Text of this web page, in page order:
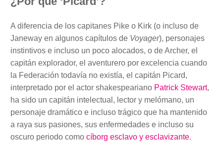
A diferencia de los capitanes Pike o Kirk (o incluso de
Janeway en algunos capítulos de Voyager), personajes
instintivos e incluso un poco alocados, o de Archer, el
capitán explorador, el aventurero por excelencia cuando
la Federación todavía no existía, el capitán Picard,
interpretado por el actor shakespeariano Patrick Stewart,
ha sido un capitán intelectual, lector y melómano, un
personaje dramático e incluso trágico que ha mantenido
a raya sus pasiones, sus enfermedades e incluso su
oscuro periodo como cíborg esclavo y esclavizante.